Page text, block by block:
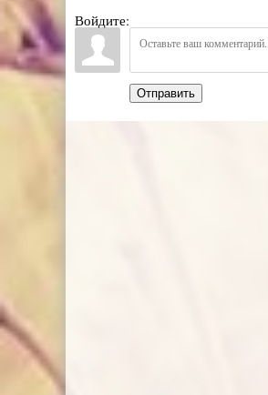
Войдите:
Отправить